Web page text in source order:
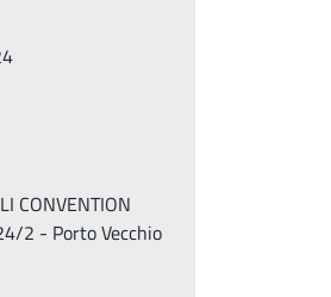
CONVENTION
2 - Porto Vecchio